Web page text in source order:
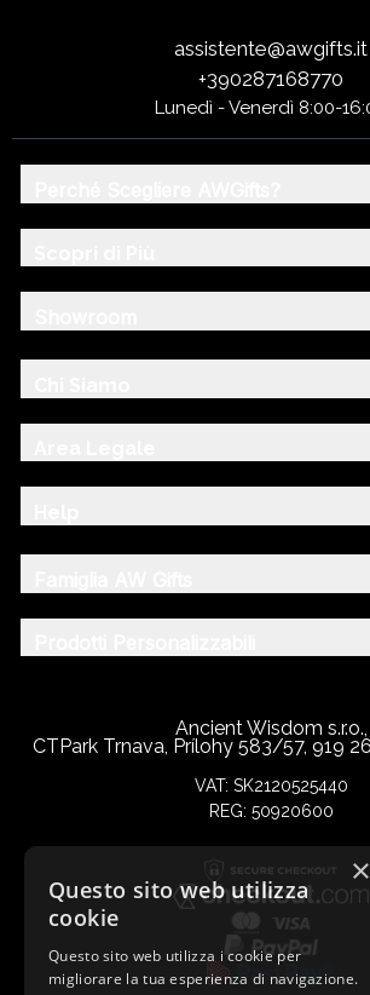
assistente@awgifts.it
+390287168770
Lunedì - Venerdì 8:00-
Ancient Wisdom s.r.o.,
CTPark Trnava, Prílohy 583/57, 919
VAT: SK2120525440
REG: 50920600
×
Questo sito web utilizza
cookie
Questo sito web utilizza i cookie per
migliorare la tua esperienza di navigazione.